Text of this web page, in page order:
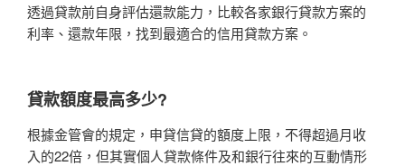
透過貸款前自身評估還款能力，比較各家銀行貸款方案的
利率、還款年限，找到最適合的信用貸款方案。
貸款額度最高多少?
根據金管會的規定，申貸信貸的額度上限，不得超過月收
入的22倍，但其實個人貸款條件及和銀行往來的互動情形